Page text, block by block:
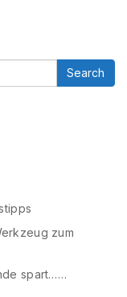
zum
spart……